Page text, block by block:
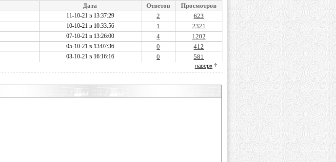
Дата Ответов Просмотров
11-10-21 в 13:37:29 2 623
10-10-21 в 10:33:56 1 2321
07-10-21 в 13:26:00 4 1202
05-10-21 в 13:07:36 0 412
03-10-21 в 16:16:16 0 581
наверх